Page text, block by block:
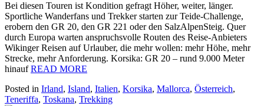
Bei diesen Touren ist Kondition gefragt Höher, weiter, länger.
Sportliche Wanderfans und Trekker starten zur Teide-Challenge,
erobern den GR 20, den GR 221 oder den SalzAlpenSteig. Quer
durch Europa warten anspruchsvolle Routen des Reise-Anbieters
Wikinger Reisen auf Urlauber, die mehr wollen: mehr Höhe, mehr
Strecke, mehr Anforderung. Korsika: GR 20 – rund 9.000 Meter
hinaufREAD MORE
Posted in Irland, Island, Italien, Korsika, Mallorca, Österreich,
Teneriffa, Toskana, Trekking